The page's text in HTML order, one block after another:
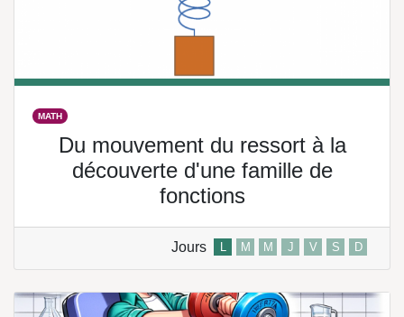
MATH
Du mouvement du ressort à la
découverte d'une famille de
fonctions
Jours L M M J V S D